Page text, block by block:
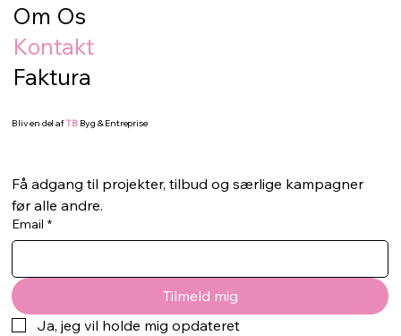
Om Os
Kontakt
Faktura
Bliv en del afTBByg & Entreprise
Få adgang til projekter, tilbud og særlige kampagner
før alle andre.
Email *
Tilmeld mig
Ja, jeg vil holde mig opdateret